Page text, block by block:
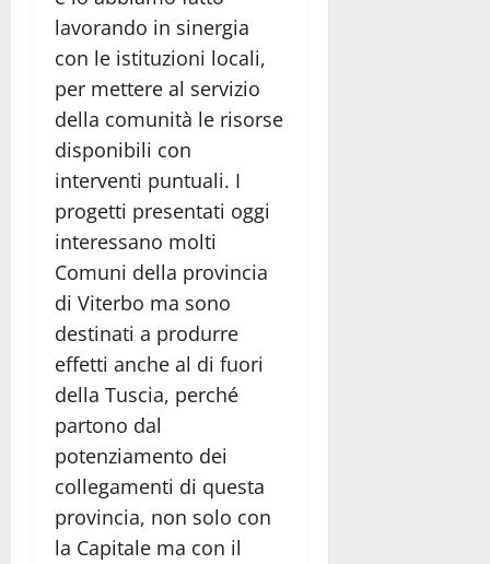
lavorando in sinergia
con le istituzioni locali,
per mettere al servizio
della comunità le risorse
disponibili con
interventi puntuali. I
progetti presentati oggi
interessano molti
Comuni della provincia
di Viterbo ma sono
destinati a produrre
effetti anche al di fuori
della Tuscia, perché
partono dal
potenziamento dei
collegamenti di questa
provincia, non solo con
la Capitale ma con il